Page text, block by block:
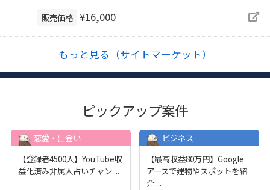
販売価格 ¥16,000
もっと見る（サイトマーケット）
ピックアップ案件
恋愛・出会い
【登録者4500人】YouTube収
益化済み非属人占いチャン ...
ビジネス
【最高収益80万円】Google
アースで建物やスポットを紹
介 ...